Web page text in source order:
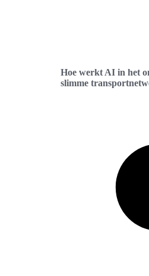
Hoe werkt AI in het
slimme